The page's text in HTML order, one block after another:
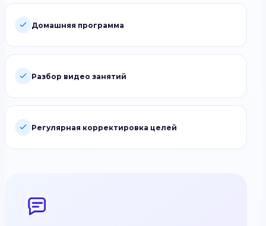
Домашняя программа
Разбор видео занятий
Регулярная корректировка целей